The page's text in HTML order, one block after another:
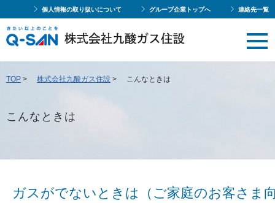
連絡先一覧
グループ企業トップへ
個人情報の取り扱いについて
TOP > 株式会社九酸ガス住設 > こんなときは
こんなときは
ガスがでないときは（ご家庭のお客さま